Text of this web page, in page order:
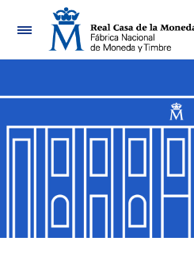
Nabigazioa
Erakutsi/Ezkutatu
Erakutsi/Ezkutatu
Erakutsi/Ezkutatu